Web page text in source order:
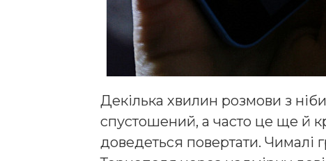
Декілька хвилин розмови з
спустошений, а часто це ще й
доведеться повертати. Чималі